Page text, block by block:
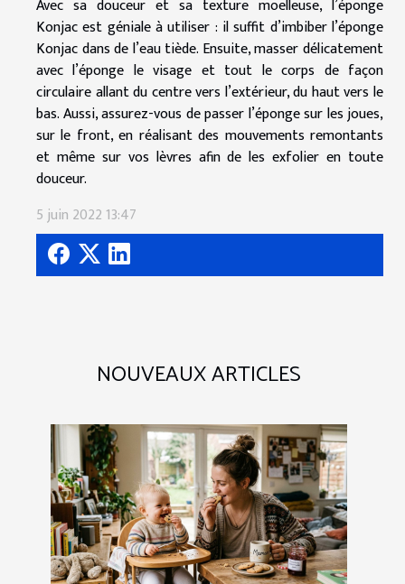
NOUVEAUX ARTICLES
Avec sa douceur et sa texture moelleuse, l’éponge
Konjac est géniale à utiliser : il suffit d’imbiber l’éponge
Konjac dans de l’eau tiède. Ensuite, masser délicatement
avec l’éponge le visage et tout le corps de façon
circulaire allant du centre vers l’extérieur, du haut vers le
bas. Aussi, assurez-vous de passer l’éponge sur les joues,
sur le front, en réalisant des mouvements remontants
et même sur vos lèvres afin de les exfolier en toute
douceur.
5 juin 2022 13:47